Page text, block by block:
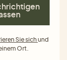
Sie sichund
Ort.